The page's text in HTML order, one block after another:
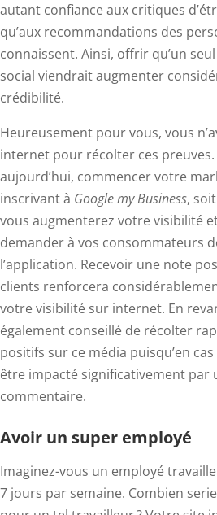
autant confiance aux critiques
qu’aux recommandations des
connaissent. Ainsi, offrir qu’un
social viendrait augmenter
crédibilité.
Heureusement pour vous, vous
internet pour récolter ces preuves.
aujourd’hui, commencer votre
inscrivant à Google my Business,
vous augmenterez votre visibilité
demander à vos consommateurs
l’application. Recevoir une note
clients renforcera
votre visibilité sur internet. En
également conseillé de récolter
positifs sur ce média puisqu’en
être impacté significativement par
commentaire.
Avoir un super employé
Imaginez-vous un employé
7 jours par semaine. Combien